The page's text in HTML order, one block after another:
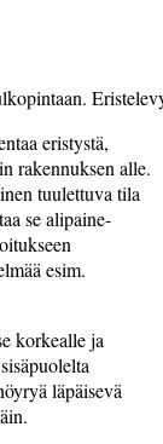
eristystä,
rakennuksen alle.
tuulettuva tila
se alipaine­
esim.
korkealle ja
läpäisevä